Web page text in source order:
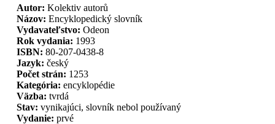
Autor:Kolektiv autorů
Názov:Encyklopedický slovník
Vydavateľstvo:Odeon
Rok vydania: 1993
ISBN:80-207-0438-8
Jazyk:český
Počet strán: 1253
Kategória:encyklopédie
Väzba:tvrdá
Stav:vynikajúci, slovník nebol používaný
Vydanie:prvé